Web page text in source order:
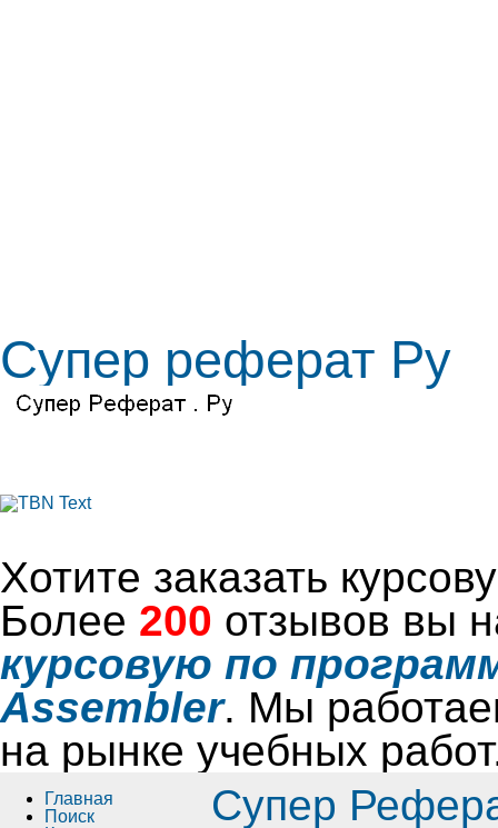
Супер реферат Ру
Хотите заказать
Более 200 отзывов вы
курсовую по
Assembler. Мы
на рынке учебных
Супер
Главная
Поиск